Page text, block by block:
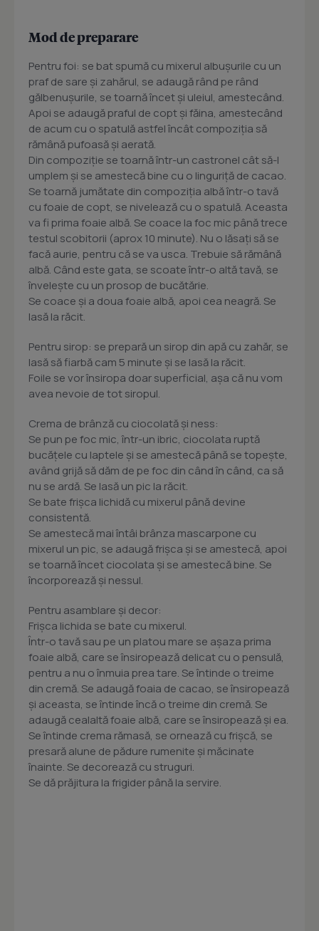
Mod de preparare
Pentru foi: se bat spumă cu mixerul albuşurile cu un
praf de sare şi zahărul, se adaugă rând pe rând
gălbenuşurile, se toarnă încet şi uleiul, amestecând.
Apoi se adaugă praful de copt şi făina, amestecând
de acum cu o spatulă astfel încât compoziţia să
rămână pufoasă şi aerată.
Din compoziţie se toarnă într-un castronel cât să-l
umplem şi se amestecă bine cu o linguriţă de cacao.
Se toarnă jumătate din compoziţia albă într-o tavă
cu foaie de copt, se nivelează cu o spatulă. Aceasta
va fi prima foaie albă. Se coace la foc mic până trece
testul scobitorii (aprox 10 minute). Nu o lăsaţi să se
facă aurie, pentru că se va usca. Trebuie să rămână
albă. Când este gata, se scoate într-o altă tavă, se
înveleşte cu un prosop de bucătărie.
Se coace şi a doua foaie albă, apoi cea neagră. Se
lasă la răcit.
Pentru sirop: se prepară un sirop din apă cu zahăr, se
lasă să fiarbă cam 5 minute şi se lasă la răcit.
Foile se vor însiropa doar superficial, aşa că nu vom
avea nevoie de tot siropul.
Crema de brânză cu ciocolată şi ness:
Se pun pe foc mic, într-un ibric, ciocolata ruptă
bucăţele cu laptele şi se amestecă până se topeşte,
având grijă să dăm de pe foc din când în când, ca să
nu se ardă. Se lasă un pic la răcit.
Se bate frişca lichidă cu mixerul până devine
consistentă.
Se amestecă mai întâi brânza mascarpone cu
mixerul un pic, se adaugă frişca şi se amestecă, apoi
se toarnă încet ciocolata şi se amestecă bine. Se
încorporează şi nessul.
Pentru asamblare şi decor:
Frişca lichida se bate cu mixerul.
Într-o tavă sau pe un platou mare se aşaza prima
foaie albă, care se însiropează delicat cu o pensulă,
pentru a nu o înmuia prea tare. Se întinde o treime
din cremă. Se adaugă foaia de cacao, se însiropează
şi aceasta, se întinde încă o treime din cremă. Se
adaugă cealaltă foaie albă, care se însiropează şi ea.
Se întinde crema rămasă, se ornează cu frişcă, se
presară alune de pădure rumenite şi măcinate
înainte. Se decorează cu struguri.
Se dă prăjitura la frigider până la servire.